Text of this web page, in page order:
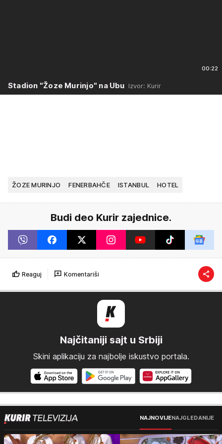
00:22
Stadion "Žoze Murinjo" na Ubu Izvor: Kurir
ŽOZE MURINJO FENERBAHČE ISTANBUL HOTEL
Budi deo Kurir zajednice.
Reaguj Komentariši
Najčitaniji sajt u Srbiji
Skini aplikaciju za najbolje iskustvo portala.
NAJNOVIJENAJGLEDANIJE